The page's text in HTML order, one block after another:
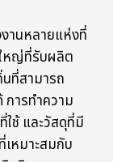
านหลายแห่งที่
หญ่ที่รับผลิต
ที่สามารถ
การทำความ
ใช้ และวัสดุที่มี
หมาะสมกับ